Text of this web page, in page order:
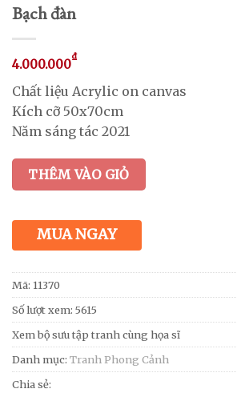
Bạch đàn
4.000.000₫
Chất liệu Acrylic on canvas
Kích cỡ 50x70cm
Năm sáng tác 2021
THÊM VÀO GIỎ
MUA NGAY
Mã: 11370
Số lượt xem: 5615
Xem bộ sưu tập tranh cùng họa sĩ
Danh mục: Tranh Phong Cảnh
Chia sẻ: